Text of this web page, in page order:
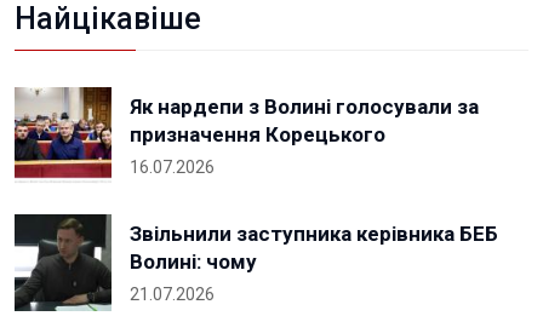
Найцікавіше
Як нардепи з Волині голосували за
призначення Корецького
16.07.2026
Звільнили заступника керівника БЕБ
Волині: чому
21.07.2026